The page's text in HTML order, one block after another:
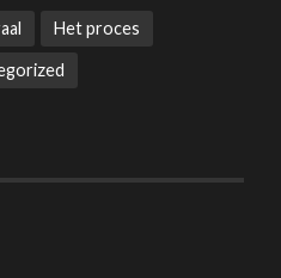
Het proces